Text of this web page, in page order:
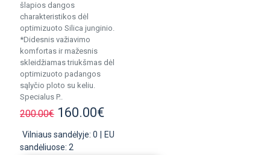
šlapios dangos
charakteristikos dėl
optimizuoto Silica junginio.
*Didesnis važiavimo
komfortas ir mažesnis
skleidžiamas triukšmas dėl
optimizuoto padangos
sąlyčio ploto su keliu.
Specialus P..
200.00€ 160.00€
Vilniaus sandėlyje: 0
EU
sandėliuose: 2